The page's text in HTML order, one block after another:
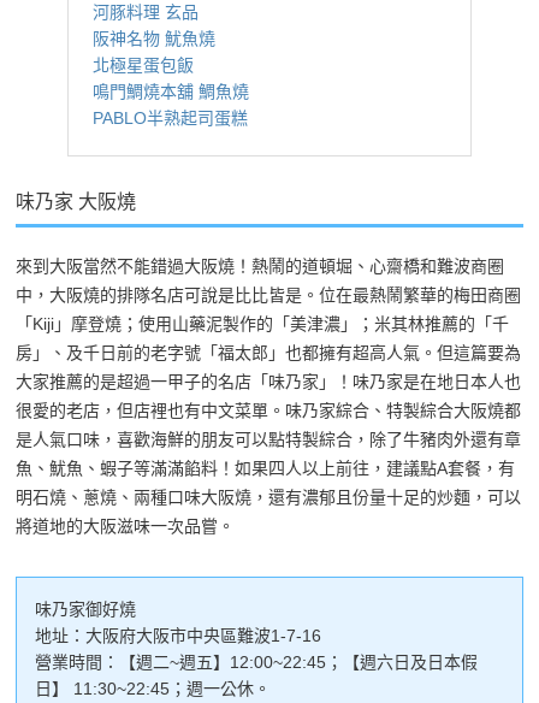
河豚料理 玄品
阪神名物 魷魚燒
北極星蛋包飯
鳴門鯛燒本舖 鯛魚燒
PABLO半熟起司蛋糕
味乃家 大阪燒
來到大阪當然不能錯過大阪燒！熱鬧的道頓堀、心齋橋和難波商圈
中，大阪燒的排隊名店可說是比比皆是。位在最熱鬧繁華的梅田商圈
「Kiji」摩登燒；使用山藥泥製作的「美津濃」；米其林推薦的「千
房」、及千日前的老字號「福太郎」也都擁有超高人氣。但這篇要為
大家推薦的是超過一甲子的名店「味乃家」！味乃家是在地日本人也
很愛的老店，但店裡也有中文菜單。味乃家綜合、特製綜合大阪燒都
是人氣口味，喜歡海鮮的朋友可以點特製綜合，除了牛豬肉外還有章
魚、魷魚、蝦子等滿滿餡料！如果四人以上前往，建議點A套餐，有
明石燒、蔥燒、兩種口味大阪燒，還有濃郁且份量十足的炒麵，可以
將道地的大阪滋味一次品嘗。
味乃家御好燒
地址：大阪府大阪市中央區難波1-7-16
營業時間：【週二~週五】12:00~22:45；【週六日及日本假
日】 11:30~22:45；週一公休。